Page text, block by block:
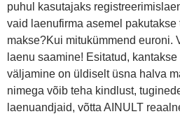
puhul kasutajaks
vaid laenufirma asemel
makse?Kui mitukümmend euroni.
laenu saamine! Esitatud,
väljamine on üldiselt üsna halva
nimega võib teha kindlust,
laenuandjaid, võtta AINULT